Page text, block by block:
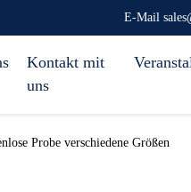
E-Mail
Kontakt mit
uns
Probe verschiedene Größen